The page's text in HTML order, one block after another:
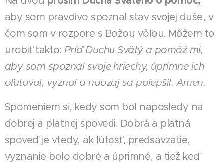
aby som pravdivo spoznal stav svojej duše, v
čom som v rozpore s Božou vôľou. Môžem to
urobiť takto: Príď Duchu Svätý a pomôž mi,
aby som spoznal svoje hriechy, úprimne ich
oľutoval, vyznal a naozaj sa polepšil. Amen.
Spomeniem si, kedy som bol naposledy na
dobrej a platnej spovedi. Dobrá a platná
spoveď je vtedy, ak ľútosť, predsavzatie,
vyznanie bolo dobré a úprimné, a tiež keď